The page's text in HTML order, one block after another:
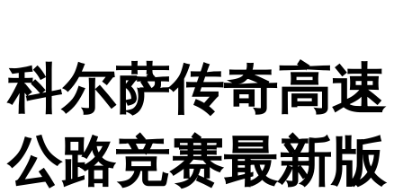
科尔萨传奇高速
公路竞赛最新版